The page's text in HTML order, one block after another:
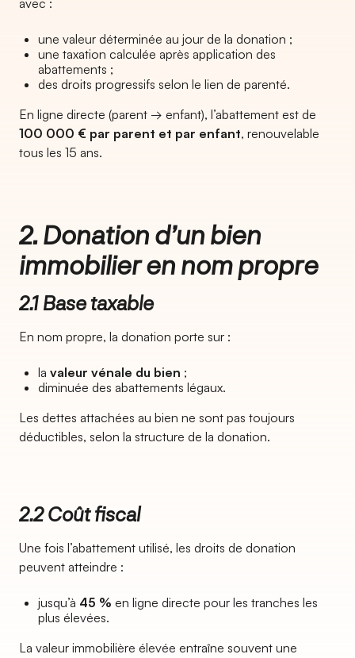
avec :
une valeur déterminée au jour de la donation ;
une taxation calculée après application des
abattements ;
des droits progressifs selon le lien de parenté.
En ligne directe (parent → enfant), l’abattement est de
100 000 € par parent et par enfant, renouvelable
tous les 15 ans.
2. Donation d’un bien
immobilier en nom propre
2.1 Base taxable
En nom propre, la donation porte sur :
la valeur vénale du bien ;
diminuée des abattements légaux.
Les dettes attachées au bien ne sont pas toujours
déductibles, selon la structure de la donation.
2.2 Coût fiscal
Une fois l’abattement utilisé, les droits de donation
peuvent atteindre :
jusqu’à 45 % en ligne directe pour les tranches les
plus élevées.
La valeur immobilière élevée entraîne souvent une